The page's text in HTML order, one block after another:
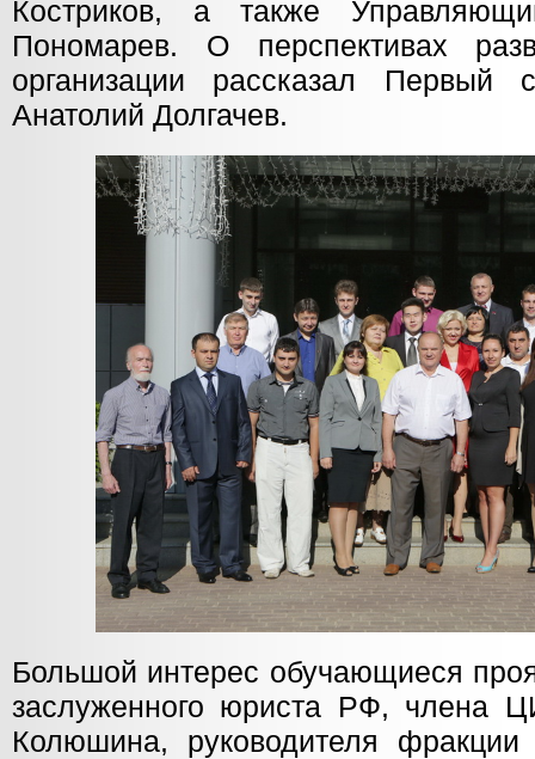
Костриков, а также
Пономарев. О перспективах
организации рассказал
Анатолий Долгачев.
Большой интерес обучающиеся
заслуженного юриста РФ,
Колюшина, руководителя